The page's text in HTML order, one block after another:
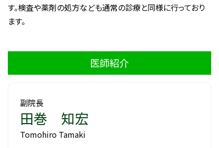
す。検査や薬剤の処方なども通常の診療と同様に行っており
ます。
医師紹介
副院長
田巻 知宏
Tomohiro Tamaki